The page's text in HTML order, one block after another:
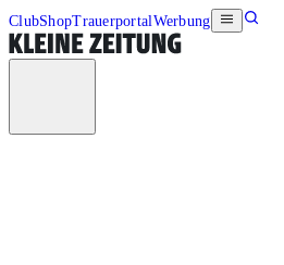
ClubShopTrauerportalWerbung